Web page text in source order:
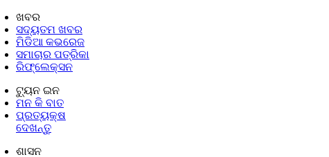
ଖବର
ସଦ୍ୟତମ ଖବର
ମିଡିଆ କଭରେଜ
ସମାଚାର ପତ୍ରିକା
ରିଫ୍ଲେକ୍ସନ
ଟ୍ୟୁନ ଇନ
ମନ କି ବାତ
ପ୍ରତ୍ୟକ୍ଷ
ଦେଖନ୍ତୁ
ଶାସନ